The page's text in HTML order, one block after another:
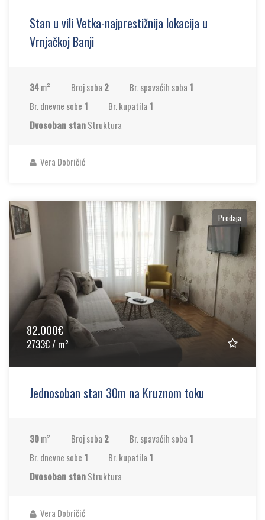
Stan u vili Vetka-najprestižnija lokacija u
Vrnjačkoj Banji
34m² Broj soba 2 Br. spavaćih soba 1
Br. dnevne sobe 1 Br. kupatila 1
Dvosoban stanStruktura
Vera Dobričić
Prodaja
82.000€
2733€ / m²
Jednosoban stan 30m na Kruznom toku
30m² Broj soba 2 Br. spavaćih soba 1
Br. dnevne sobe 1 Br. kupatila 1
Dvosoban stanStruktura
Vera Dobričić